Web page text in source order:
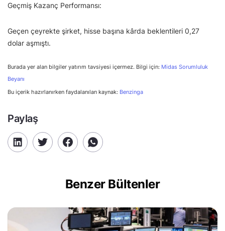
Geçmiş Kazanç Performansı:
Geçen çeyrekte şirket, hisse başına kârda beklentileri 0,27
dolar aşmıştı.
Burada yer alan bilgiler yatırım tavsiyesi içermez. Bilgi için: Midas Sorumluluk
Beyanı
Bu içerik hazırlanırken faydalanılan kaynak: Benzinga
Paylaş
Benzer Bültenler